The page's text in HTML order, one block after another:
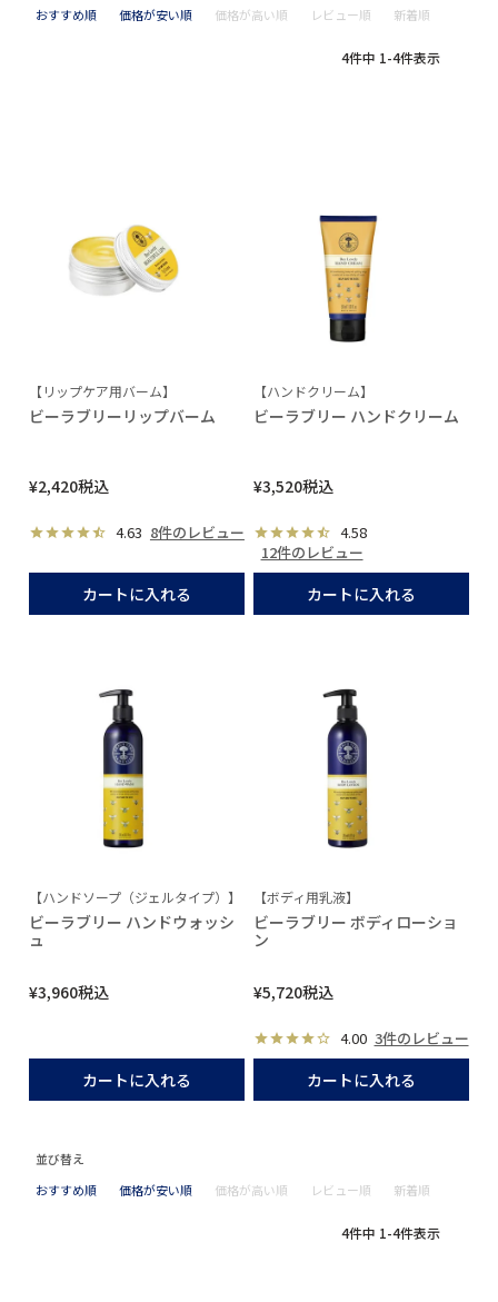
おすすめ順
価格が安い順 価格が高い順 レビュー順 新着順
4件中 1-4件表示
【リップケア用バーム】
ビーラブリーリップバーム
¥2,420税込
4.63 8件のレビュー
カートに入れる
【ハンドクリーム】
ビーラブリー ハンドクリーム
¥3,520税込
4.58
12件のレビュー
カートに入れる
【ハンドソープ（ジェルタイプ）】
ビーラブリー ハンドウォッシ
ュ
¥3,960税込
カートに入れる
【ボディ用乳液】
ビーラブリー ボディローショ
ン
¥5,720税込
4.00 3件のレビュー
カートに入れる
並び替え
おすすめ順
価格が安い順 価格が高い順 レビュー順 新着順
4件中 1-4件表示